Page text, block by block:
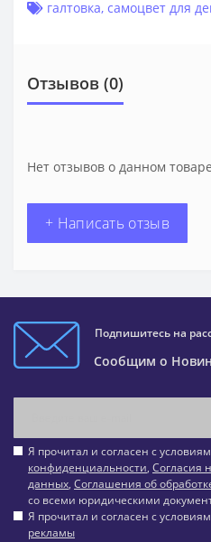
галтовка, самоцвет для
Отзывов (0)
Нет отзывов о данном
+ Написать отзыв
Подпишитесь на
Сообщим о
Я прочитал и согласен с
конфиденциальности, Согласия
данных, Соглашения об
со всеми юридическими
Я прочитал и согласен с
рекламы